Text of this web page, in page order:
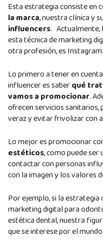
Esta estrategia consiste en
la marca, nuestra clínica y
influencers. Actualmente,
esta técnica de marketing
otra profesión, es Instagram.
Lo primero a tener en
influencer es saberqué
vamos a promocionar.
ofrecen servicios
veraz y evitar frivolizar con
Lo mejor es promocionar
estéticos, como puede
contactar con personas
con la imagen y los valores
Por ejemplo, si la estrategia
marketing digital para
estética dental, nuestra
que se interese por el